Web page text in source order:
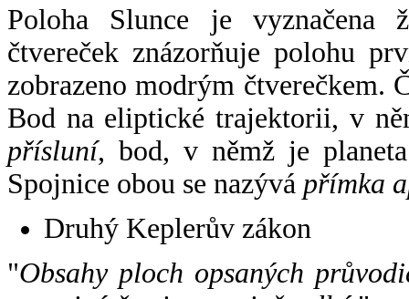
Poloha Slunce je vyznačena
čtvereček znázorňuje polohu
zobrazeno modrým čtverečkem.
Bod na eliptické trajektorii, v
přísluní, bod, v němž je
Spojnice obou se nazývá přímka
Druhý Keplerův zákon
"Obsahy ploch opsaných